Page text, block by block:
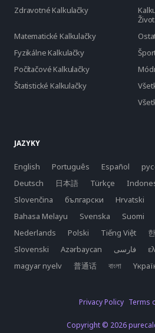
Zdravotné Kalkulačky
Matematické Kalkulačky
Fyzikálne Kalkulačky
Počítačové Kalkulačky
Štatistické Kalkulačky
JAZYKY
English Português Español
Deutsch
日本語 Türkçe
Slovenčina
български Hrvatski
Bahasa Melayu
Svenska Suomi
Nederlands
Polski Tiếng Việt
Slovenski
Azərbaycan فارسی
magyar nyelv
普通话 বাংলা
Privacy Policy Terms
Copyright © 2026